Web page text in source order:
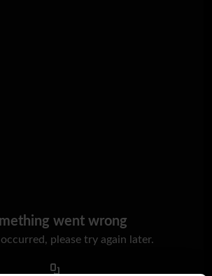
went wrong
please try again later.